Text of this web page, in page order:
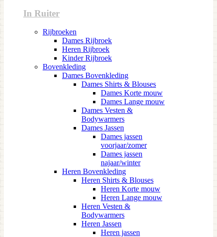
In Ruiter
Rijbroeken
Dames Rijbroek
Heren Rijbroek
Kinder Rijbroek
Bovenkleding
Dames Bovenkleding
Dames Shirts & Blouses
Dames Korte mouw
Dames Lange mouw
Dames Vesten &
Bodywarmers
Dames Jassen
Dames jassen
voorjaar/zomer
Dames jassen
najaar/winter
Heren Bovenkleding
Heren Shirts & Blouses
Heren Korte mouw
Heren Lange mouw
Heren Vesten &
Bodywarmers
Heren Jassen
Heren jassen